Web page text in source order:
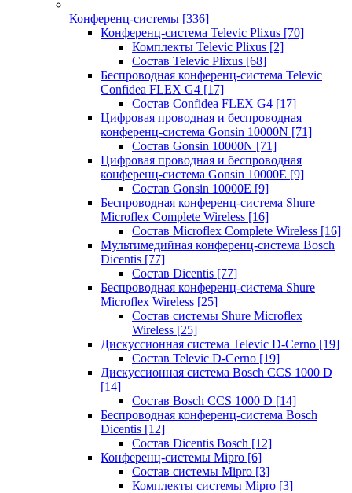
Конференц-системы [336]
Конференц-система Televic Plixus [70]
Комплекты Televic Plixus [2]
Состав Televic Plixus [68]
Беспроводная конференц-система Televic
Confidea FLEX G4 [17]
Состав Confidea FLEX G4 [17]
Цифровая проводная и беспроводная
конференц-система Gonsin 10000N [71]
Состав Gonsin 10000N [71]
Цифровая проводная и беспроводная
конференц-система Gonsin 10000E [9]
Состав Gonsin 10000E [9]
Беспроводная конференц-система Shure
Microflex Complete Wireless [16]
Состав Microflex Complete Wireless [16]
Мультимедийная конференц-система Bosch
Dicentis [77]
Состав Dicentis [77]
Беспроводная конференц-система Shure
Microflex Wireless [25]
Состав системы Shure Microflex
Wireless [25]
Дискуссионная система Televic D-Cerno [19]
Состав Televic D-Cerno [19]
Дискуссионная система Bosch CCS 1000 D
[14]
Состав Bosch CCS 1000 D [14]
Беспроводная конференц-система Bosch
Dicentis [12]
Состав Dicentis Bosch [12]
Конференц-системы Mipro [6]
Состав системы Mipro [3]
Комплекты системы Mipro [3]